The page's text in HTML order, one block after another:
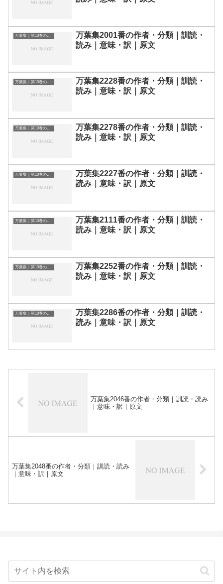
万葉集｜第10巻の和歌一覧
万葉集2001番の作者・分類｜訓読・
読み｜意味・訳｜原文
万葉集｜第10巻の和歌一覧
万葉集2228番の作者・分類｜訓読・
読み｜意味・訳｜原文
万葉集｜第10巻の和歌一覧
万葉集2278番の作者・分類｜訓読・
読み｜意味・訳｜原文
万葉集｜第10巻の和歌一覧
万葉集2227番の作者・分類｜訓読・
読み｜意味・訳｜原文
万葉集｜第10巻の和歌一覧
万葉集2111番の作者・分類｜訓読・
読み｜意味・訳｜原文
万葉集｜第10巻の和歌一覧
万葉集2252番の作者・分類｜訓読・
読み｜意味・訳｜原文
万葉集｜第10巻の和歌一覧
万葉集2286番の作者・分類｜訓読・
読み｜意味・訳｜原文
万葉集2046番の作者・分類｜訓読・読み
｜意味・訳｜原文
万葉集2048番の作者・分類｜訓読・読み
｜意味・訳｜原文